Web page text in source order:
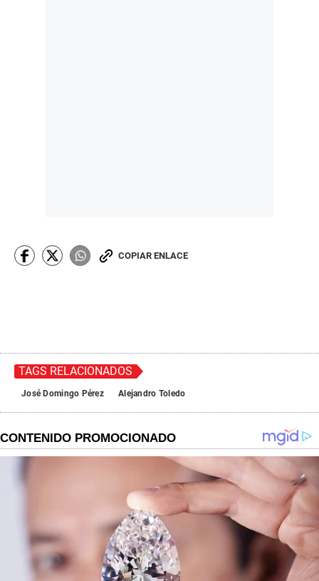
COPIAR ENLACE
TAGS RELACIONADOS
José Domingo Pérez Alejandro Toledo